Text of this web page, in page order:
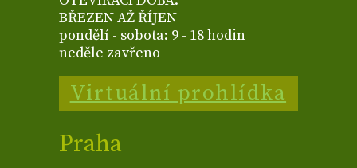
BŘEZEN AŽ ŘÍJEN
pondělí - sobota: 9 - 18 hodin
neděle zavřeno
Virtuální prohlídka
Praha